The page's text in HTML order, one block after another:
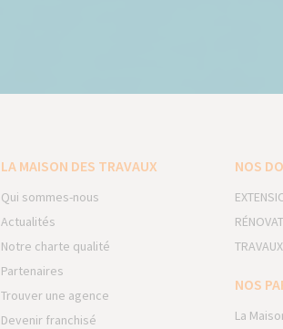
LA MAISON DES TRAVAUX
Qui sommes-nous
Actualités
Notre charte qualité
Partenaires
Trouver une agence
Devenir franchisé
NOS
NOS
La